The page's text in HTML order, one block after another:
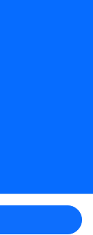
2026.